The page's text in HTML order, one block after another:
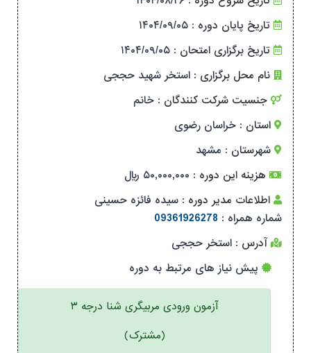
تاریخ پایان دوره : ۱۴۰۴/۰۹/۰۵
تاریخ برگزاری امتحان : ۱۴۰۴/۰۹/۰۵
نام محل برگزاری : استخر شهید حججی
جنسیت شرکت کنندگان : خانم
استان : خراسان رضوی
شهرستان : مشهد
هزینه این دوره : ۵۰,۰۰۰,۰۰۰ ریال
اطلاعات مدیر دوره : سیده فائزه حسینی
شماره همراه : 09361926278
آدرس : استخر حججی
پیش نیاز های مرتبط به دوره
آزمون ورودی مربیگری شنا درجه ۳
(مشترک)